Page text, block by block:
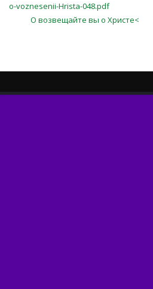
o-voznesenii-Hrista-048.pdf
О возвещайте вы о Христе<